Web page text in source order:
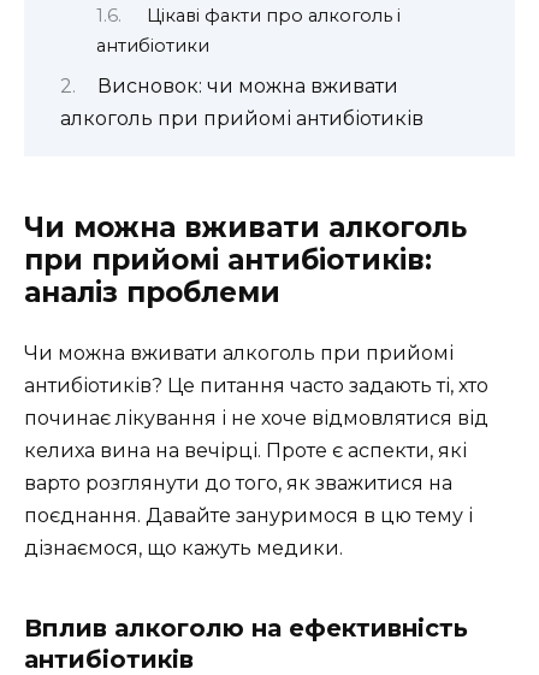
Цікаві факти про алкоголь і
антибіотики
Висновок: чи можна вживати
алкоголь при прийомі антибіотиків
Чи можна вживати алкоголь
при прийомі антибіотиків:
аналіз проблеми
Чи можна вживати алкоголь при прийомі
антибіотиків? Це питання часто задають ті, хто
починає лікування і не хоче відмовлятися від
келиха вина на вечірці. Проте є аспекти, які
варто розглянути до того, як зважитися на
поєднання. Давайте зануримося в цю тему і
дізнаємося, що кажуть медики.
Вплив алкоголю на ефективність
антибіотиків